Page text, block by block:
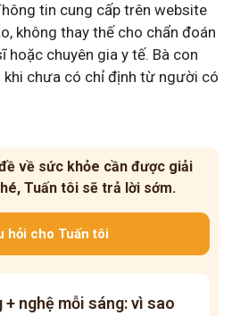
tin cung cấp trên website
không thay thế cho chẩn đoán
hoặc chuyên gia y tế. Bà con
khi chưa có chỉ định từ người có
về sức khỏe cần được giải
Tuấn tôi sẽ trả lời sớm.
hỏi cho Tuấn tôi
+ nghệ mỗi sáng: vì sao